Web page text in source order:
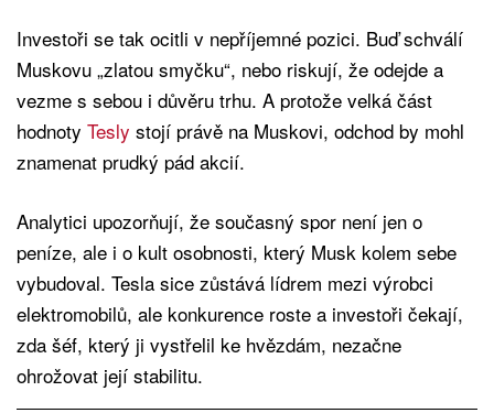
Investoři se tak ocitli v nepříjemné pozici. Buď schválí
Muskovu „zlatou smyčku“, nebo riskují, že odejde a
vezme s sebou i důvěru trhu. A protože velká část
hodnoty Tesly stojí právě na Muskovi, odchod by mohl
znamenat prudký pád akcií.
Analytici upozorňují, že současný spor není jen o
peníze, ale i o kult osobnosti, který Musk kolem sebe
vybudoval. Tesla sice zůstává lídrem mezi výrobci
elektromobilů, ale konkurence roste a investoři čekají,
zda šéf, který ji vystřelil ke hvězdám, nezačne
ohrožovat její stabilitu.